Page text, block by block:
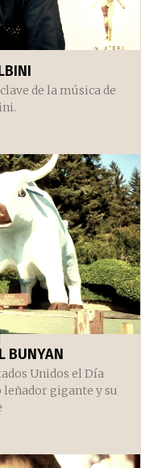
de la música de
BUNYAN
Unidos el Día
leñador gigante y su